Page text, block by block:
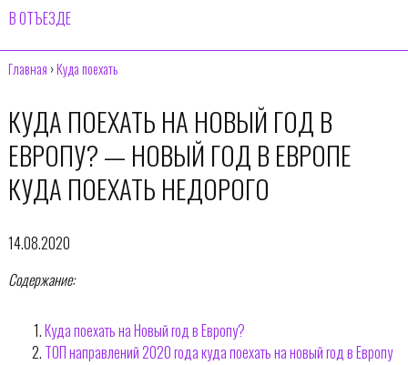
В ОТЪЕЗДЕ
Главная ›Куда поехать
КУДА ПОЕХАТЬ НА НОВЫЙ ГОД В
ЕВРОПУ? — НОВЫЙ ГОД В ЕВРОПЕ
КУДА ПОЕХАТЬ НЕДОРОГО
14.08.2020
Содержание:
Куда поехать на Новый год в Европу?
ТОП направлений 2020 года куда поехать на новый год в Европу